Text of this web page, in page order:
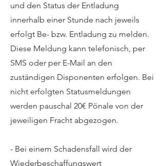
und den Status der Entladung
innerhalb einer Stunde nach jeweils
erfolgt Be- bzw. Entladung zu melden.
Diese Meldung kann telefonisch, per
SMS oder per E-Mail an den
zuständigen Disponenten erfolgen. Bei
nicht erfolgten Statusmeldungen
werden pauschal 20€ Pönale von der
jeweiligen Fracht abgezogen.
- Bei einem Schadensfall wird der
Wiederbeschaffungswert